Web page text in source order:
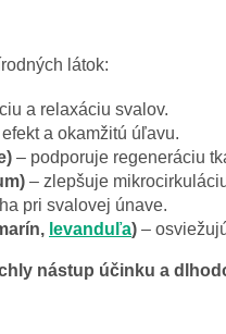
látok:
a relaxáciu svalov.
a okamžitú úľavu.
– podporuje regeneráciu
– zlepšuje
pri svalovej únave.
levanduľa) –
nástup účinku a